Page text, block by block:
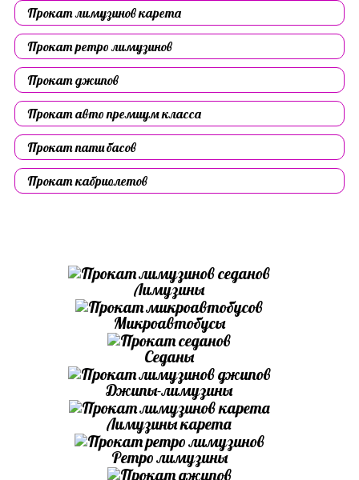
Прокат лимузинов карета
Прокат ретро лимузинов
Прокат джипов
Прокат авто премиум класса
Прокат пати басов
Прокат кабриолетов
Лимузины
Микроавтобусы
Седаны
Джипы-лимузины
Лимузины карета
Ретро лимузины